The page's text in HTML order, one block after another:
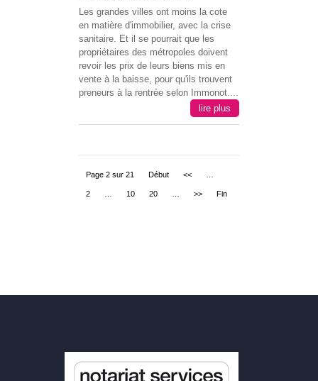
Les grandes villes ont moins la cote
en matière d'immobilier, avec la crise
sanitaire. Et il se pourrait que les
propriétaires des métropoles doivent
revoir les prix de leurs biens mis en
vente à la baisse, pour qu'ils trouvent
preneurs à la rentrée selon Immonot....
lire plus
Page 2 sur 21 Début <<
2 10 20 >> Fin